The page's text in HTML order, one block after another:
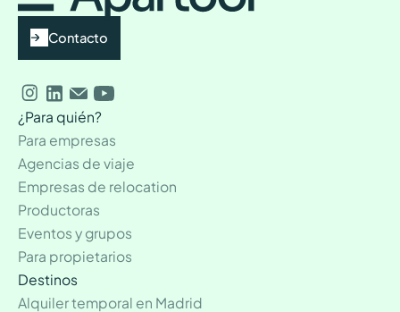
Contacto
¿Para quién?
Para empresas
Agencias de viaje
Empresas de relocation
Productoras
Eventos y grupos
Para propietarios
Destinos
Alquiler temporal en Madrid